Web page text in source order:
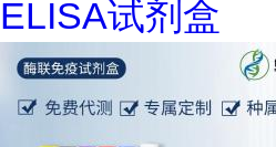
ELISA试剂盒